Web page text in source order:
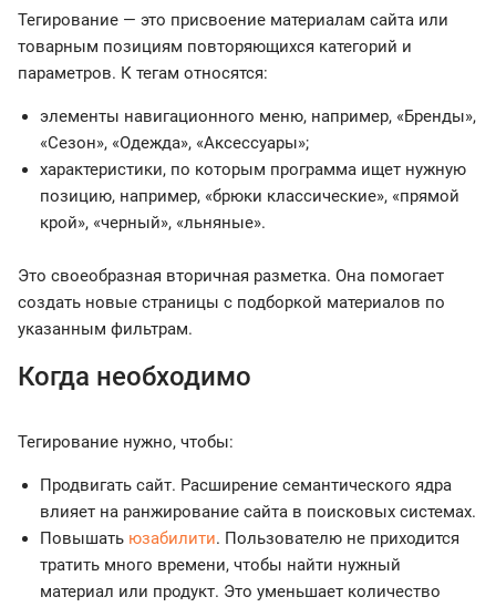
Тегирование — это присвоение материалам сайта или
товарным позициям повторяющихся категорий и
параметров. К тегам относятся:
элементы навигационного меню, например, «Бренды»,
«Сезон», «Одежда», «Аксессуары»;
характеристики, по которым программа ищет нужную
позицию, например, «брюки классические», «прямой
крой», «черный», «льняные».
Это своеобразная вторичная разметка. Она помогает
создать новые страницы с подборкой материалов по
указанным фильтрам.
Когда необходимо
Тегирование нужно, чтобы:
Продвигать сайт. Расширение семантического ядра
влияет на ранжирование сайта в поисковых системах.
Повышать юзабилити. Пользователю не приходится
тратить много времени, чтобы найти нужный
материал или продукт. Это уменьшает количество